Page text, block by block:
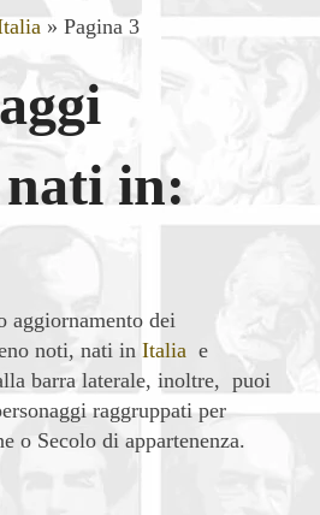
» Pagina 3
in:
aggiornamento dei
noti, nati in Italia e
barra laterale, inoltre, puoi
raggruppati per
o Secolo di appartenenza.